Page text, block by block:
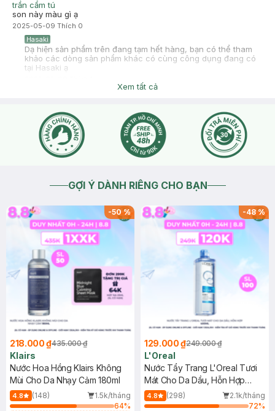
trần cẩm tú
son này màu gì ạ
2025-05-09 Thích 0
Hasaki
Dạ hiện sản phẩm trên đang tạm hết hàng, bạn có thể tham
khảo các dòng sản phẩm khác có cùng công dụng đang có
tại Hasaki ạ
Xem tất cả
GỢI Ý DÀNH RIÊNG CHO BẠN
-50%
218.000 ₫435.000 ₫
Klairs
Nước Hoa Hồng Klairs Không
Mùi Cho Da Nhạy Cảm 180ml
4.8 (148)
1.5k/tháng
64%
-48%
129.000 ₫249.000 ₫
L'Oreal
Nước Tẩy Trang L'Oreal Tươi
Mát Cho Da Dầu, Hỗn Hợp
400ml
4.8 (298)
2.1k/tháng
72%